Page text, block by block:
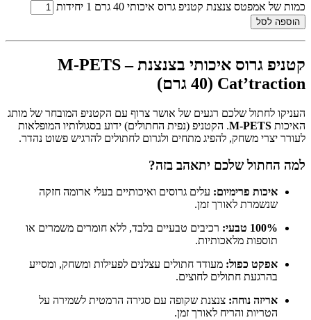
כמות של אמפטס צנצנת קטניפ גרוס איכותי 40 גרם 1 יחידות
הוספה לסל
קטניפ גרוס איכותי בצנצנת – M-PETS
Cat’traction (40 גרם)
העניקו לחתול שלכם רגעים של אושר צרוף עם הקטניפ המובחר של מותג
האיכות M-PETS. הקטניפ (נפית החתולים) ידוע בסגולותיו המופלאות
לעורר יצרי משחק, להפיג מתחים ולגרום לחתולים להרגיש פשוט נהדר.
למה החתול שלכם יתאהב בזה?
איכות פרימיום: עלים גרוסים ואיכותיים בעלי ארומה חזקה
שנשמרת לאורך זמן.
100% טבעי:
רכיבים טבעיים בלבד, ללא חומרים משמרים או
תוספות מלאכותיות.
אפקט כפול: מעודד חתולים עצלנים לפעילות ומשחק, ומסייע
בהרגעת חתולים לחוצים.
אריזה נוחה: צנצנת שקופה עם סגירה הרמטית לשמירה על
הטריות והריח לאורך זמן.